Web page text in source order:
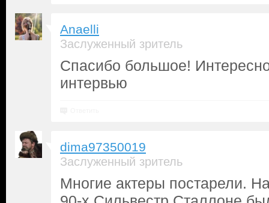
Anaelli
Заслуженный зритель
Спасибо большое!
интервью
dima97350019
Заслуженный зритель
Многие актеры постарели.